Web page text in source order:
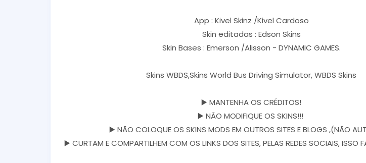
App : Kivel Skinz /Kivel Cardoso
Skin editadas : Edson Skins
Skin Bases : Emerson /Alisson - DYNAMIC GAMES.
Skins WBDS,Skins World Bus Driving Simulator, WBDS Skins
▶️ MANTENHA OS CRÉDITOS!
▶️ NÃO MODIFIQUE OS SKINS!!!
▶️ NÃO COLOQUE OS SKINS MODS EM OUTROS SITES E BLOGS ,(NÃO
▶️ CURTAM E COMPARTILHEM COM OS LINKS DOS SITES, PELAS REDES SOCIAIS, ISSO